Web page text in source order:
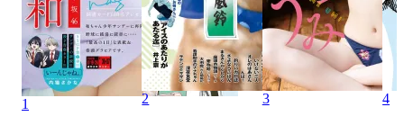
1 2 3 4